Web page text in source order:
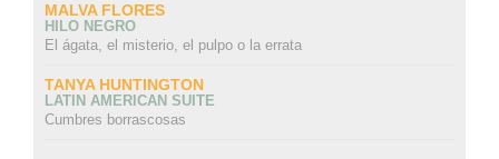
MALVA FLORES
HILO NEGRO
El ágata, el misterio, el pulpo o la errata
TANYA HUNTINGTON
LATIN AMERICAN SUITE
Cumbres borrascosas